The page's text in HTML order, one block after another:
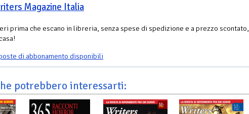
Magazine Italia
prima che escano in libreria, senza spese di spedizione e a prezzo scontato,
di abbonamento disponibili
potrebbero interessarti: